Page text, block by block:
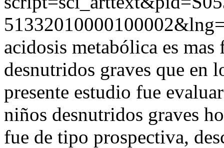
acidosis metabólica es
desnutridos graves que en
presente estudio fue
niños desnutridos graves
fue de tipo prospectiva,